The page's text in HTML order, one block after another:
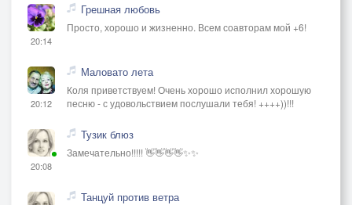
20:14
Грешная любовь
Просто, хорошо и жизненно. Всем соавторам мой +6!
20:12
Маловато лета
Коля приветствуем! Очень хорошо исполнил хорошую
песню - с удовольствием послушали тебя! ++++))!!!
20:08
Тузик блюз
Замечательно!!!!! 👋👋👋👋✨✨
Танцуй против ветра